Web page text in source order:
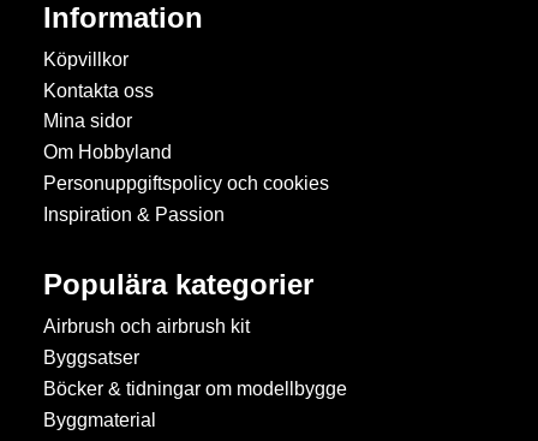
Information
Köpvillkor
Kontakta oss
Mina sidor
Om Hobbyland
Personuppgiftspolicy och cookies
Inspiration & Passion
Populära kategorier
Airbrush och airbrush kit
Byggsatser
Böcker & tidningar om modellbygge
Byggmaterial